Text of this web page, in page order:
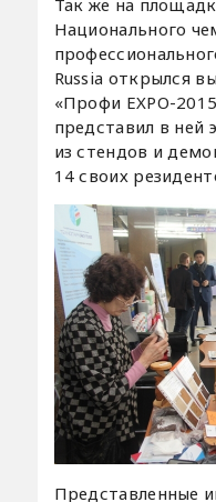
Так же на
Национального
Russia открылся
«Профи EXPO-
представил в
из стендов и
14 своих
Представленные